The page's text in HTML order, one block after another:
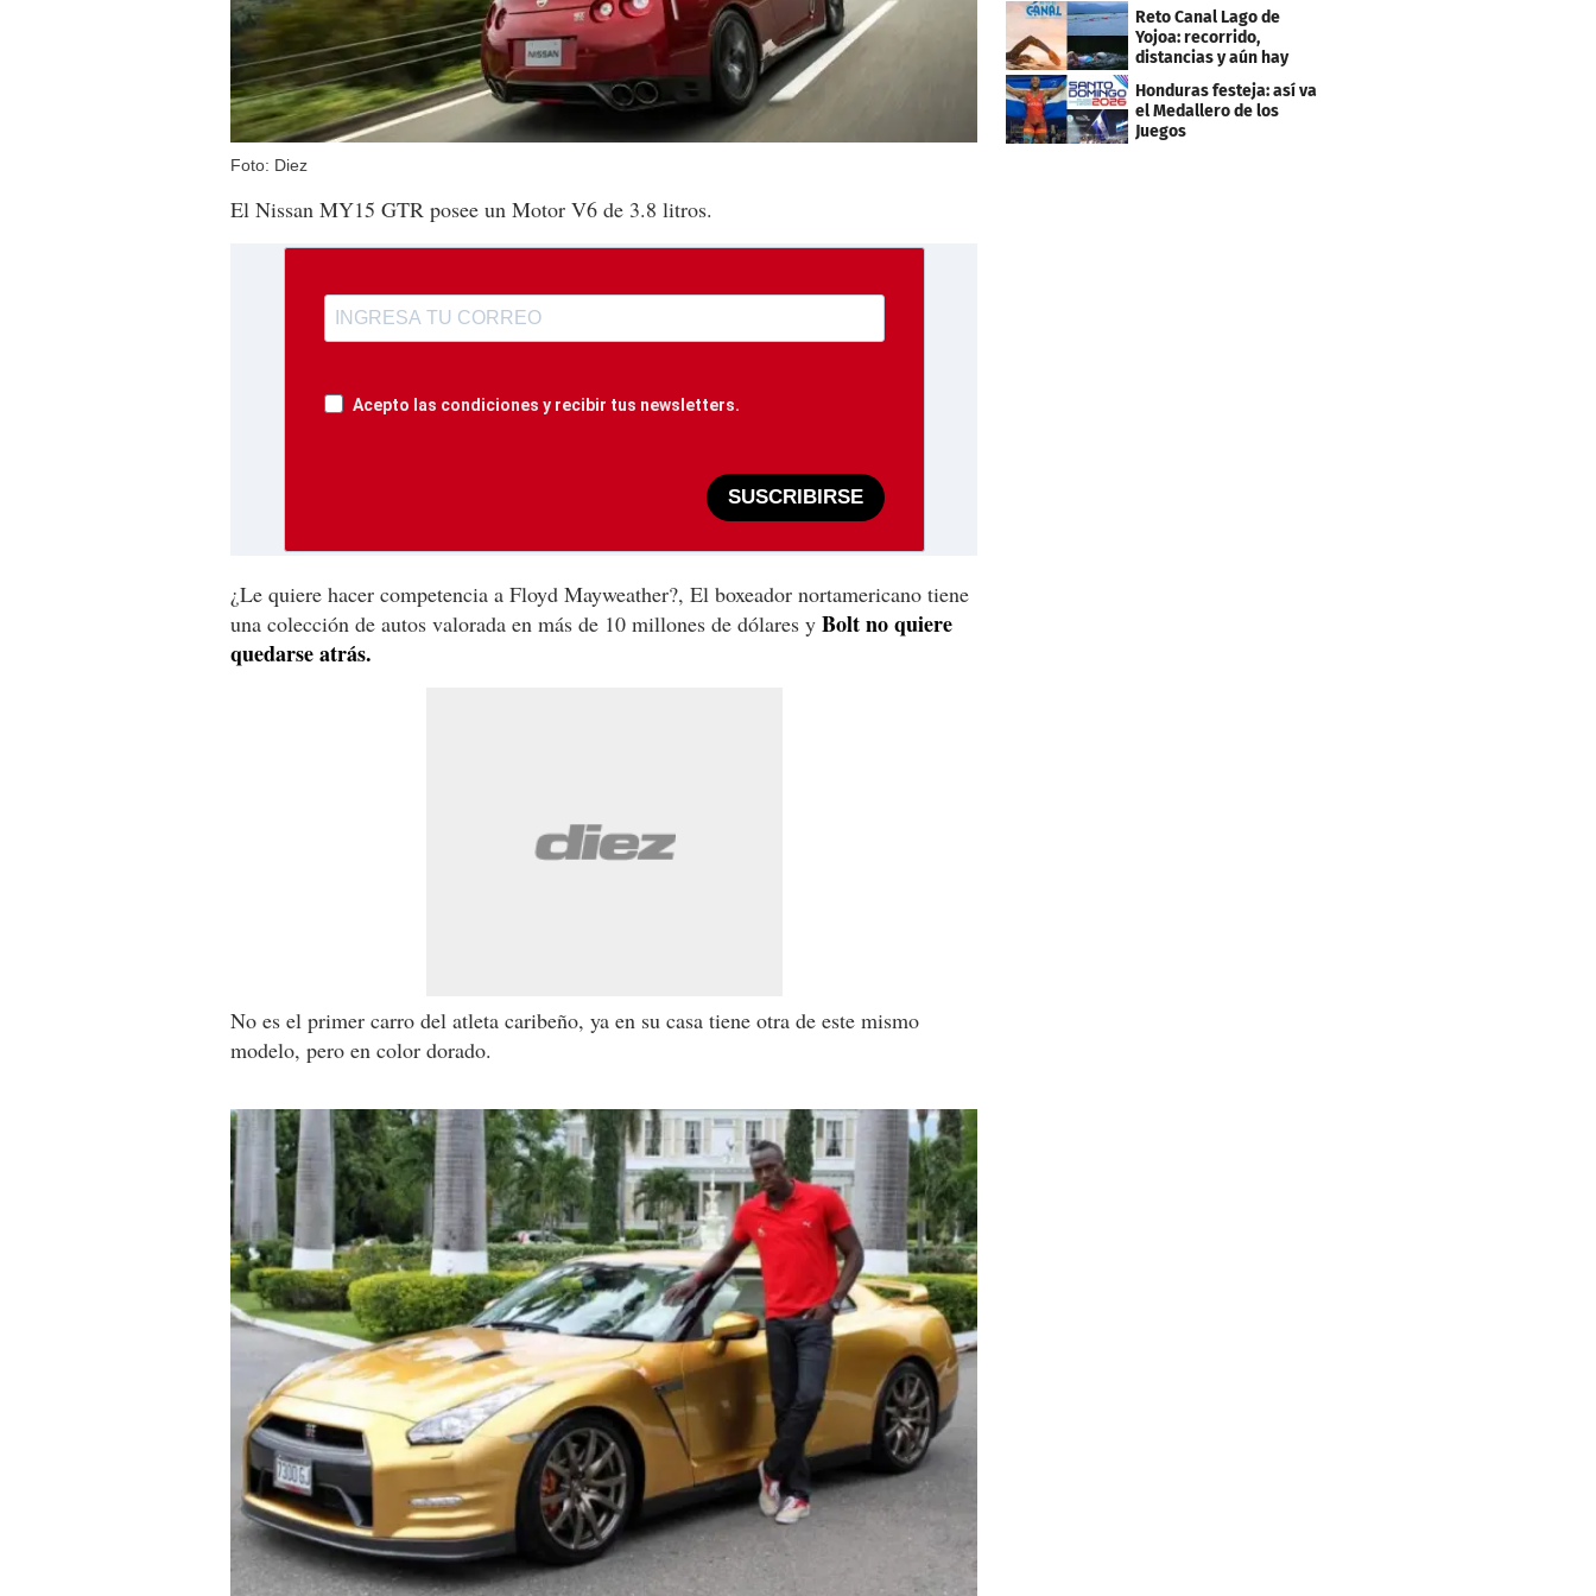
Foto: Diez
El Nissan MY15 GTR posee un Motor V6 de 3.8 litros.
Acepto las condiciones y recibir tus newsletters.
SUSCRIBIRSE
¿Le quiere hacer competencia a Floyd Mayweather?, El boxeador nortamericano tiene
una colección de autos valorada en más de 10 millones de dólares y Bolt no quiere
quedarse atrás.
No es el primer carro del atleta caribeño, ya en su casa tiene otra de este mismo
modelo, pero en color dorado.
Centroamericanos
Reto Canal Lago de
Yojoa: recorrido,
distancias y aún hay
Honduras festeja: así va
el Medallero de los
Juegos